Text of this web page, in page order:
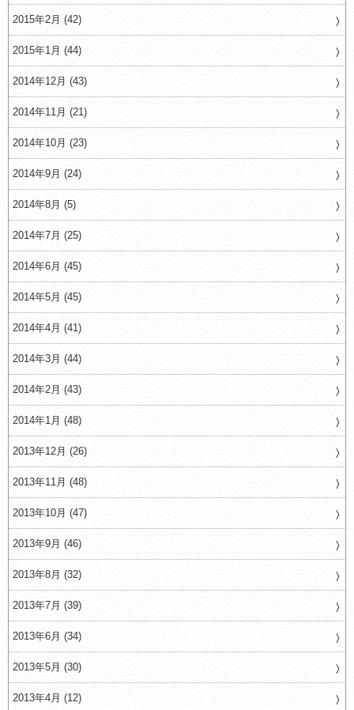
2015年2月 (42)
2015年1月 (44)
2014年12月 (43)
2014年11月 (21)
2014年10月 (23)
2014年9月 (24)
2014年8月 (5)
2014年7月 (25)
2014年6月 (45)
2014年5月 (45)
2014年4月 (41)
2014年3月 (44)
2014年2月 (43)
2014年1月 (48)
2013年12月 (26)
2013年11月 (48)
2013年10月 (47)
2013年9月 (46)
2013年8月 (32)
2013年7月 (39)
2013年6月 (34)
2013年5月 (30)
2013年4月 (12)